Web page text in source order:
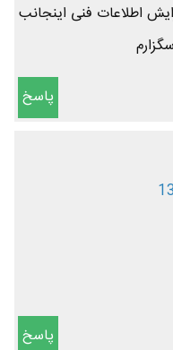
اطلاعات فنی اینجانب
پاسخ
پاسخ